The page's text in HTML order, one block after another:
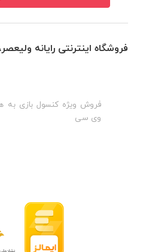
فروشگاه اینترنتی رایانه
فروش ویژه کنسول بازی به
وی سی